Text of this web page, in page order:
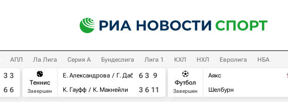
АПЛ Ла Лига Серия А Бундеслига Лига 1 КХЛ НХЛ Евролига НБА
3 3
6 6
Теннис
Завершен
Е. Александрова
Г. Дабровски
К. Гауфф
К. Макнейли
6 3 9
3 6 11
Футбол
Завершен
Аякс
Шелбурн